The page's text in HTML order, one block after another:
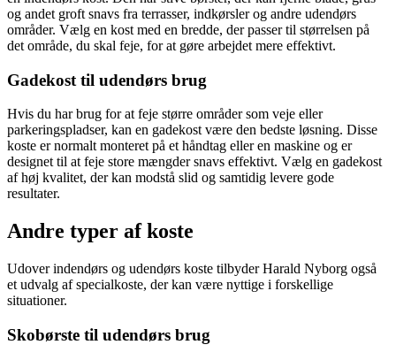
og andet groft snavs fra terrasser, indkørsler og andre udendørs
områder. Vælg en kost med en bredde, der passer til størrelsen på
det område, du skal feje, for at gøre arbejdet mere effektivt.
Gadekost til udendørs brug
Hvis du har brug for at feje større områder som veje eller
parkeringspladser, kan en gadekost være den bedste løsning. Disse
koste er normalt monteret på et håndtag eller en maskine og er
designet til at feje store mængder snavs effektivt. Vælg en gadekost
af høj kvalitet, der kan modstå slid og samtidig levere gode
resultater.
Andre typer af koste
Udover indendørs og udendørs koste tilbyder Harald Nyborg også
et udvalg af specialkoste, der kan være nyttige i forskellige
situationer.
Skobørste til udendørs brug